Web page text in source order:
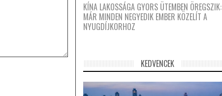
KÍNA LAKOSSÁGA GYORS ÜTEMBEN ÖREGSZIK:
MÁR MINDEN NEGYEDIK EMBER KÖZELÍT A
NYUGDÍJKORHOZ
KEDVENCEK